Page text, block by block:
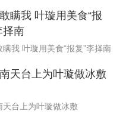
瞒我 叶璇用美食“报
择南
瞒我 叶璇用美食“报复”李择南
天台上为叶璇做冰敷
天台上为叶璇做冰敷